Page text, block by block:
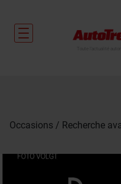
Occasions Recherche